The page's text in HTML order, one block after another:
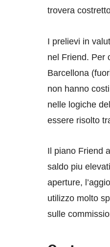
trovera
I prelievi in
nel Friend. Per
Barcellona
non hanno
nelle logiche
essere risolto
Il piano Friend
saldo piu
aperture,
utilizzo molto
sulle